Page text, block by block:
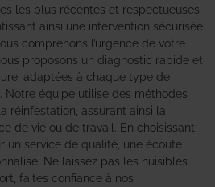
les plus récentes et respectueuses
ainsi une intervention sécurisée
comprenons l’urgence de votre
proposons un diagnostic rapide et
adaptées à chaque type de
Notre équipe utilise des méthodes
réinfestation, assurant ainsi la
de vie ou de travail. En choisissant
un service de qualité, une écoute
Ne laissez pas les nuisibles
faites confiance à nos